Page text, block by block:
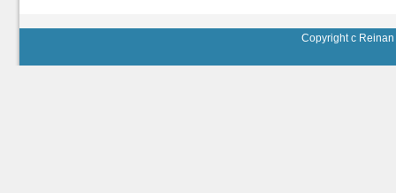
Copyright c